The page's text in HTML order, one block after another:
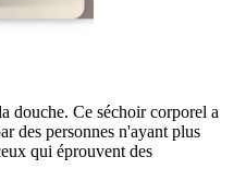
douche. Ce séchoir corporel a
des personnes n'ayant plus
qui éprouvent des